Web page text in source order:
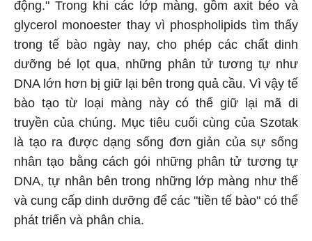
động." Trong khi các lớp màng, gồm axit béo và
glycerol monoester thay vì phospholipids tìm thấy
trong tế bào ngày nay, cho phép các chất dinh
dưỡng bé lọt qua, những phân tử tương tự như
DNA lớn hơn bị giữ lại bên trong quả cầu. Vì vậy tế
bào tạo từ loại màng này có thể giữ lại mã di
truyền của chúng. Mục tiêu cuối cùng của Szotak
là tạo ra được dạng sống đơn giản của sự sống
nhân tạo bằng cách gói những phân tử tương tự
DNA, tự nhân bên trong những lớp màng như thế
và cung cấp dinh dưỡng để các "tiền tế bào" có thể
phát triển và phân chia.